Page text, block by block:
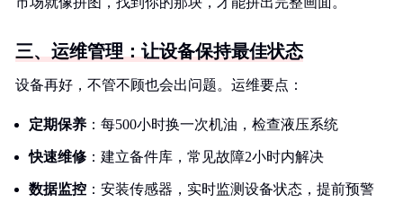
三、运维管理：让设备保持最佳状态
设备再好，不管不顾也会出问题。运维要点：
定期保养 ：每500小时换一次机油，检查液压系统
快速维修 ：建立备件库，常见故障2小时内解决
数据监控 ：安装传感器，实时监测设备状态，提前预警